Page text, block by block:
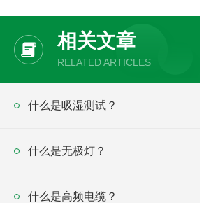
相关文章
RELATED ARTICLES
什么是吸湿测试？
什么是无极灯？
什么是高频电缆？